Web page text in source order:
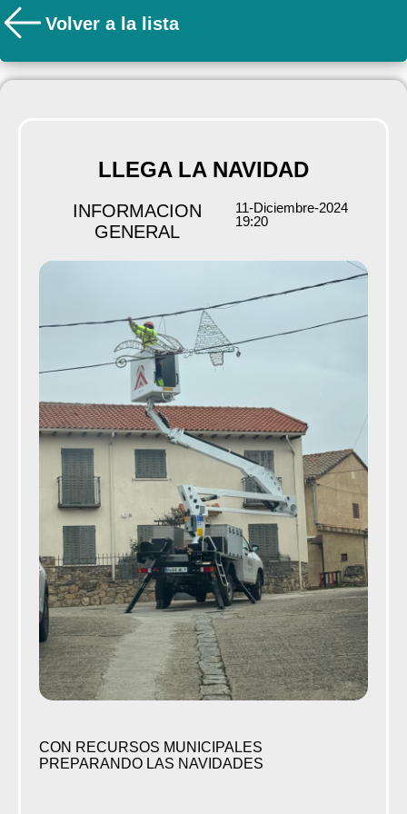
Volver a la lista
LLEGA LA NAVIDAD
INFORMACION
GENERAL
11-Diciembre-2024
19:20
CON RECURSOS MUNICIPALES
PREPARANDO LAS NAVIDADES